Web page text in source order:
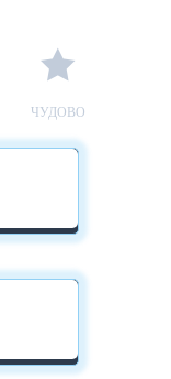
ЧУДОВО